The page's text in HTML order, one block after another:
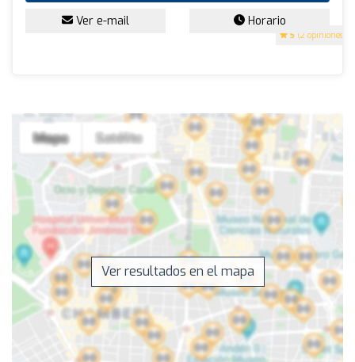
5 (2 opiniones)
Ver e-mail Horario
Ver resultados en el mapa